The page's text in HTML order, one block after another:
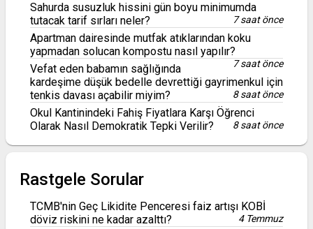
Sahurda susuzluk hissini gün boyu minimumda
tutacak tarif sırları neler?
7 saat önce
Apartman dairesinde mutfak atıklarından koku
yapmadan solucan kompostu nasıl yapılır?
7 saat önce
Vefat eden babamın sağlığında
kardeşime düşük bedelle devrettiği gayrimenkul için
tenkis davası açabilir miyim?
8 saat önce
Okul Kantinindeki Fahiş Fiyatlara Karşı Öğrenci
Olarak Nasıl Demokratik Tepki Verilir?
8 saat önce
Rastgele Sorular
TCMB'nin Geç Likidite Penceresi faiz artışı KOBİ
döviz riskini ne kadar azalttı?
4 Temmuz